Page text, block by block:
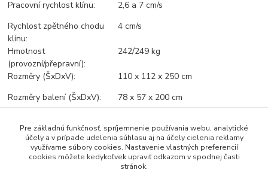
Pracovní rychlost klínu:
2,6 a 7 cm/s
Rychlost zpětného chodu
klínu:
4 cm/s
Hmotnost
(provozní/přepravní):
242/249 kg
Rozměry (ŠxDxV):
110 x 112 x 250 cm
Rozměry balení (ŠxDxV):
78 x 57 x 200 cm
Výbava - vlastnosti:
Pre základnú funkčnosť, spríjemnenie používania webu, analytické
účely a v prípade udelenia súhlasu aj na účely cielenia reklamy
využívame súbory cookies. Nastavenie vlastných preferencií
cookies môžete kedykoľvek upraviť odkazom v spodnej časti
stránok.